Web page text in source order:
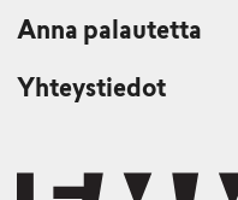
Anna palautetta
Yhteystiedot